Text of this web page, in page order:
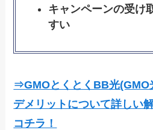
キャンペーンの受け
すい
⇒GMOとくとくBB光(GMO
デメリットについて詳しい
コチラ！